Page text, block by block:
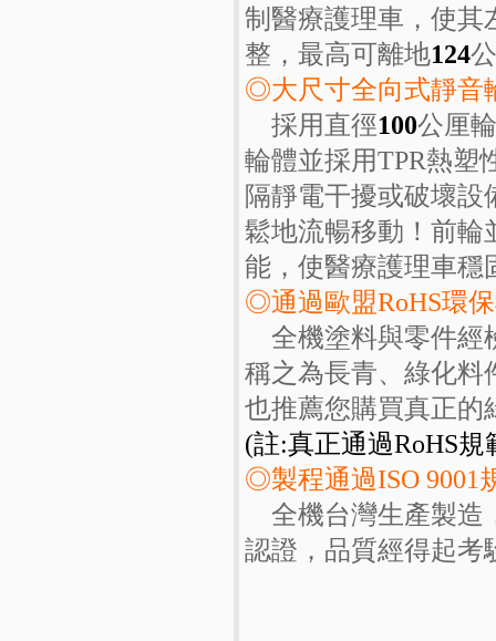
制醫療護理車，使其
整，最高可離地124
◎大尺寸全向式靜音
採用直徑100公厘
輪體並採用TPR熱塑
隔靜電干擾或破壞設
鬆地流暢移動！前輪
能，使醫療護理車穩
◎通過歐盟RoHS環
全機塗料與零件經
稱之為長青、綠化料
也推薦您購買真正的
(註:真正通過RoHS
◎製程通過ISO 9001
全機台灣生產製造
認證，品質經得起考